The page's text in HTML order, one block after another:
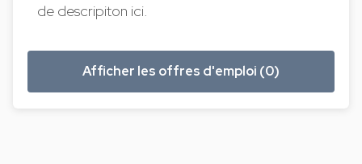
de descripiton ici.
Afficher les offres d'emploi (0)